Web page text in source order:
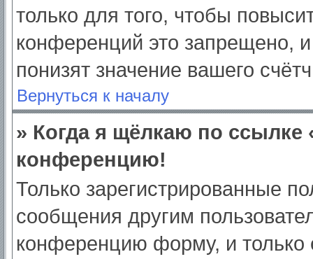
только для того, чтобы
конференций это запрещено,
понизят значение вашего
Вернуться к началу
» Когда я щёлкаю по ссылке
конференцию!
Только зарегистрированные
сообщения другим
конференцию форму, и только